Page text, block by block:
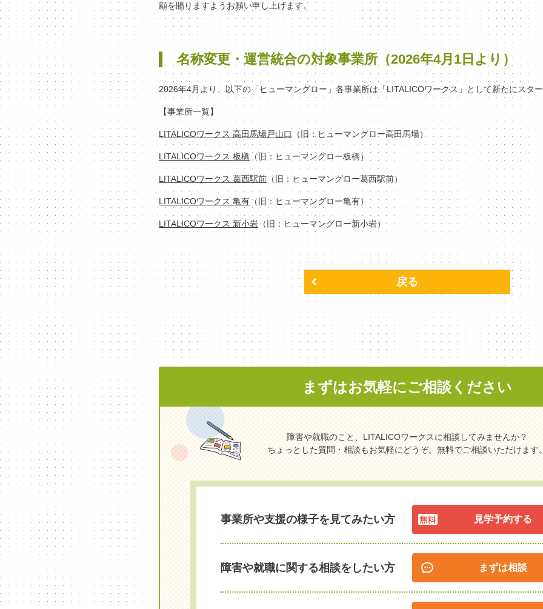
顧を賜りますようお願い申し上げます。
名称変更・運営統合の対象事業所（2026年4月1日より）
2026年4月より、以下の「ヒューマングロー」各事業所は「LITALICOワークス」として新たにスタ
【事業所一覧】
LITALICOワークス 高田馬場戸山口 （旧：ヒューマングロー高田馬場）
LITALICOワークス 板橋 （旧：ヒューマングロー板橋）
LITALICOワークス 葛西駅前（旧：ヒューマングロー葛西駅前）
LITALICOワークス 亀有 （旧：ヒューマングロー亀有）
LITALICOワークス 新小岩（旧：ヒューマングロー新小岩）
戻る
まずはお気軽にご相談ください
障害や就職のこと、LITALICOワークスに相談してみませんか？
ちょっとした質問・相談もお気軽にどうぞ。無料でご相談いただけます
事業所や支援の様子を見てみたい方 見学予約する
障害や就職に関する相談をしたい方 まずは相談